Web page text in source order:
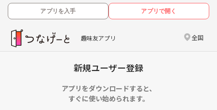
アプリを入手 アプリで開く
趣味友アプリ 全国
新規ユーザー登録
アプリをダウンロードすると、
すぐに使い始められます。